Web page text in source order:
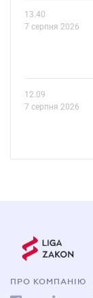
13.40
7 серпня 2026
12.09
7 серпня 2026
ПРО КОМПАНІЮ